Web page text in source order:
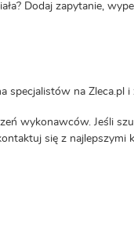
Dodaj zapytanie,
specjalistów na Zleca.pl
wykonawców. Jeśli
się z najlepszymi